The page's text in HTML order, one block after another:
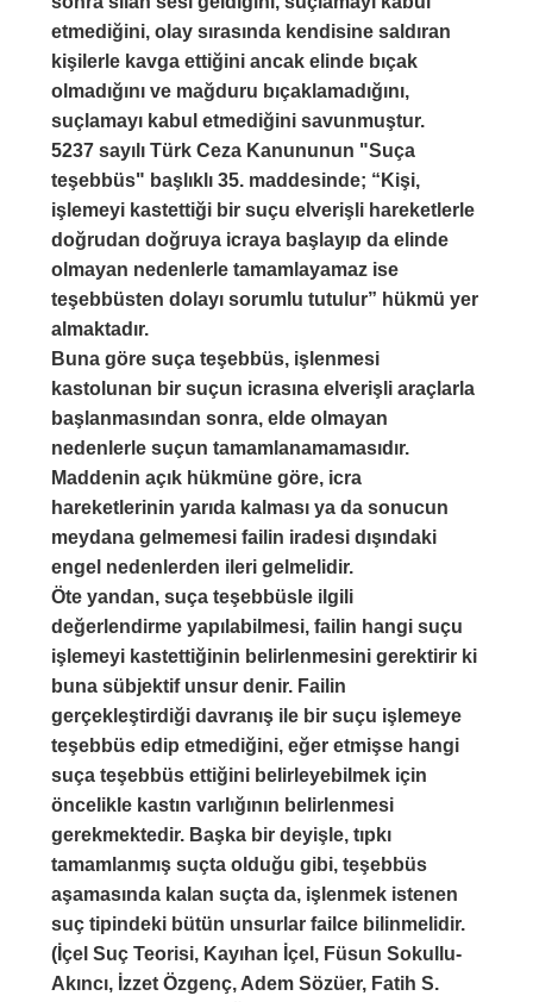
etmediğini, olay sırasında kendisine saldıran
kişilerle kavga ettiğini ancak elinde bıçak
olmadığını ve mağduru bıçaklamadığını,
suçlamayı kabul etmediğini savunmuştur.
5237 sayılı Türk Ceza Kanununun "Suça
teşebbüs" başlıklı 35. maddesinde; “Kişi,
işlemeyi kastettiği bir suçu elverişli hareketlerle
doğrudan doğruya icraya başlayıp da elinde
olmayan nedenlerle tamamlayamaz ise
teşebbüsten dolayı sorumlu tutulur” hükmü yer
almaktadır.
Buna göre suça teşebbüs, işlenmesi
kastolunan bir suçun icrasına elverişli araçlarla
başlanmasından sonra, elde olmayan
nedenlerle suçun tamamlanamamasıdır.
Maddenin açık hükmüne göre, icra
hareketlerinin yarıda kalması ya da sonucun
meydana gelmemesi failin iradesi dışındaki
engel nedenlerden ileri gelmelidir.
Öte yandan, suça teşebbüsle ilgili
değerlendirme yapılabilmesi, failin hangi suçu
işlemeyi kastettiğinin belirlenmesini gerektirir ki
buna sübjektif unsur denir. Failin
gerçekleştirdiği davranış ile bir suçu işlemeye
teşebbüs edip etmediğini, eğer etmişse hangi
suça teşebbüs ettiğini belirleyebilmek için
öncelikle kastın varlığının belirlenmesi
gerekmektedir. Başka bir deyişle, tıpkı
tamamlanmış suçta olduğu gibi, teşebbüs
aşamasında kalan suçta da, işlenmek istenen
suç tipindeki bütün unsurlar failce bilinmelidir.
(İçel Suç Teorisi, Kayıhan İçel, Füsun Sokullu-
Akıncı, İzzet Özgenç, Adem Sözüer, Fatih S.